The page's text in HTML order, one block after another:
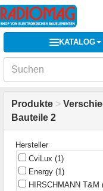
KATALOG
Produkte >
Bauteile 2
Hersteller
CviLux (1)
Energy (1)
HIRSCHMANN T&M